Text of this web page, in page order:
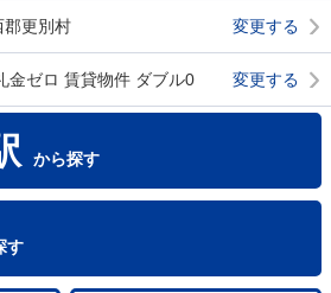
郡更別村 変更する
金ゼロ 賃貸物件 ダブル0 変更する
から探す
す